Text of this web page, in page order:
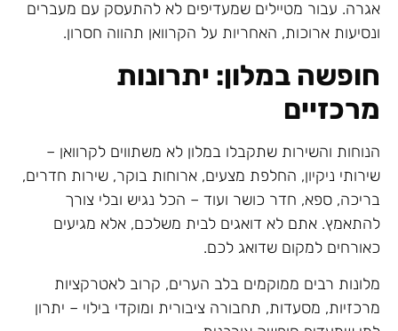
אגרה. עבור מטיילים שמעדיפים לא להתעסק עם מעברים
ונסיעות ארוכות, האחריות על הקרוואן תהווה חסרון.
חופשה במלון: יתרונות
מרכזיים
הנוחות והשירות שתקבלו במלון לא משתווים לקרוואן –
שירותי ניקיון, החלפת מצעים, ארוחות בוקר, שירות חדרים,
בריכה, ספא, חדר כושר ועוד – הכל נגיש ובלי צורך
להתאמץ. אתם לא דואגים לבית משלכם, אלא מגיעים
כאורחים למקום שדואג לכם.
מלונות רבים ממוקמים בלב הערים, קרוב לאטרקציות
מרכזיות, מסעדות, תחבורה ציבורית ומוקדי בילוי – יתרון